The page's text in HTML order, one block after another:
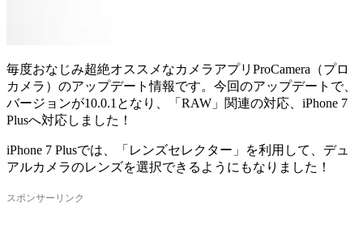
毎度おなじみ超絶オススメなカメラアプリProCamera（プロ
カメラ）のアップデート情報です。今回のアップデートで、
バージョンが10.0.1となり、「RAW」関連の対応、iPhone 7
Plusへ対応しました！
iPhone 7 Plusでは、「レンズセレクター」を利用して、デュ
アルカメラのレンズを選択できるようにもなりました！